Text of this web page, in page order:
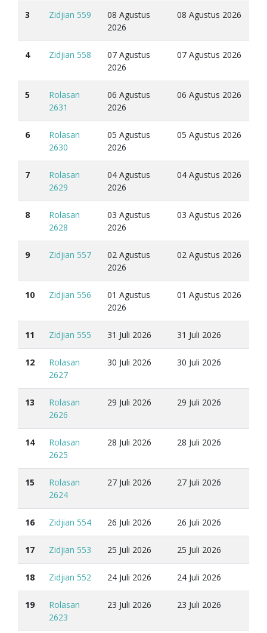
3 Zidjian 559
08 Agustus
2026
08 Agustus 2026
4 Zidjian 558
07 Agustus
2026
07 Agustus 2026
5
Rolasan
2631
06 Agustus
2026
06 Agustus 2026
6
Rolasan
2630
05 Agustus
2026
05 Agustus 2026
7
Rolasan
2629
04 Agustus
2026
04 Agustus 2026
8
Rolasan
2628
03 Agustus
2026
03 Agustus 2026
9 Zidjian 557
02 Agustus
2026
02 Agustus 2026
10 Zidjian 556
01 Agustus
2026
01 Agustus 2026
11 Zidjian 555 31 Juli 2026 31 Juli 2026
12
Rolasan
2627
30 Juli 2026 30 Juli 2026
13
Rolasan
2626
29 Juli 2026 29 Juli 2026
14
Rolasan
2625
28 Juli 2026 28 Juli 2026
15
Rolasan
2624
27 Juli 2026 27 Juli 2026
16 Zidjian 554 26 Juli 2026 26 Juli 2026
17 Zidjian 553 25 Juli 2026 25 Juli 2026
18 Zidjian 552 24 Juli 2026 24 Juli 2026
19
Rolasan
2623
23 Juli 2026 23 Juli 2026